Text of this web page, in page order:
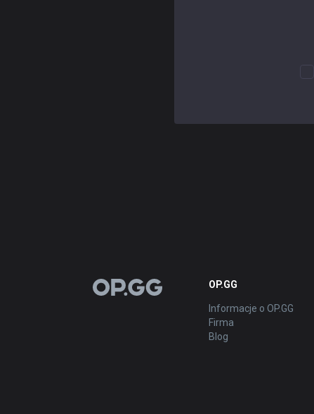
OP.GG OP.GG
Informacje o OP.GG
Firma
Blog